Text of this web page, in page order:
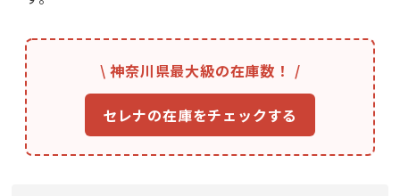
\ 神奈川県最大級の在庫数！ /
セレナの在庫をチェックする